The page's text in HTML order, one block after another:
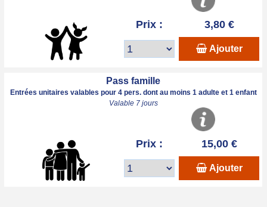
Prix : 3,80 €
Ajouter
Pass famille
Entrées unitaires valables pour 4 pers. dont au moins 1 adulte et 1 enfant
Valable 7 jours
Prix : 15,00 €
Ajouter